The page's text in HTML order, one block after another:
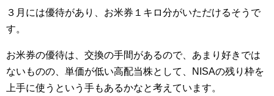
３月には優待があり、お米券１キロ分がいただけるそうで
す。
お米券の優待は、交換の手間があるので、あまり好きでは
ないものの、単価が低い高配当株として、NISAの残り枠を
上手に使うという手もあるかなと考えています。